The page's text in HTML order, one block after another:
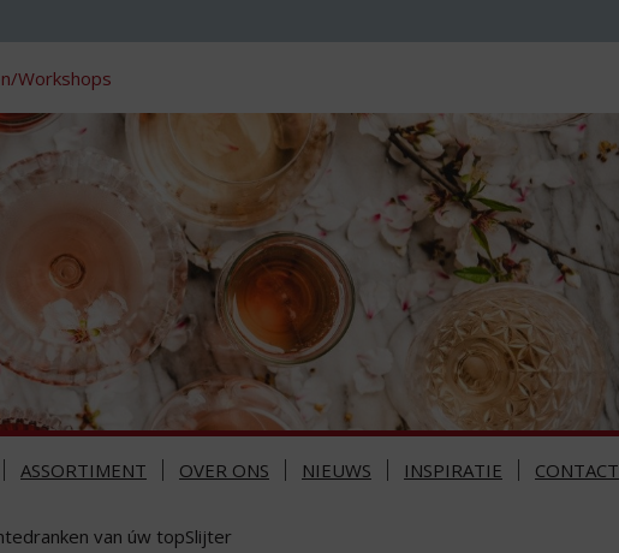
Workshops
ASSORTIMENT OVER ONS NIEUWS INSPIRATIE CONTACT
van úw topSlijter